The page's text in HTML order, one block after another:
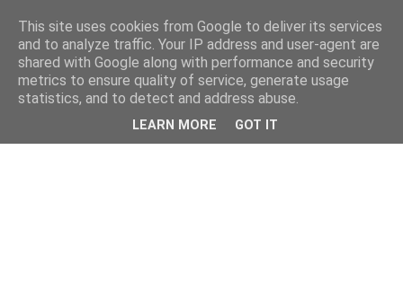
This site uses cookies from Google to deliver its services
and to analyze traffic. Your IP address and user-agent are
shared with Google along with performance and security
metrics to ensure quality of service, generate usage
statistics, and to detect and address abuse.
LEARN MORE GOT IT